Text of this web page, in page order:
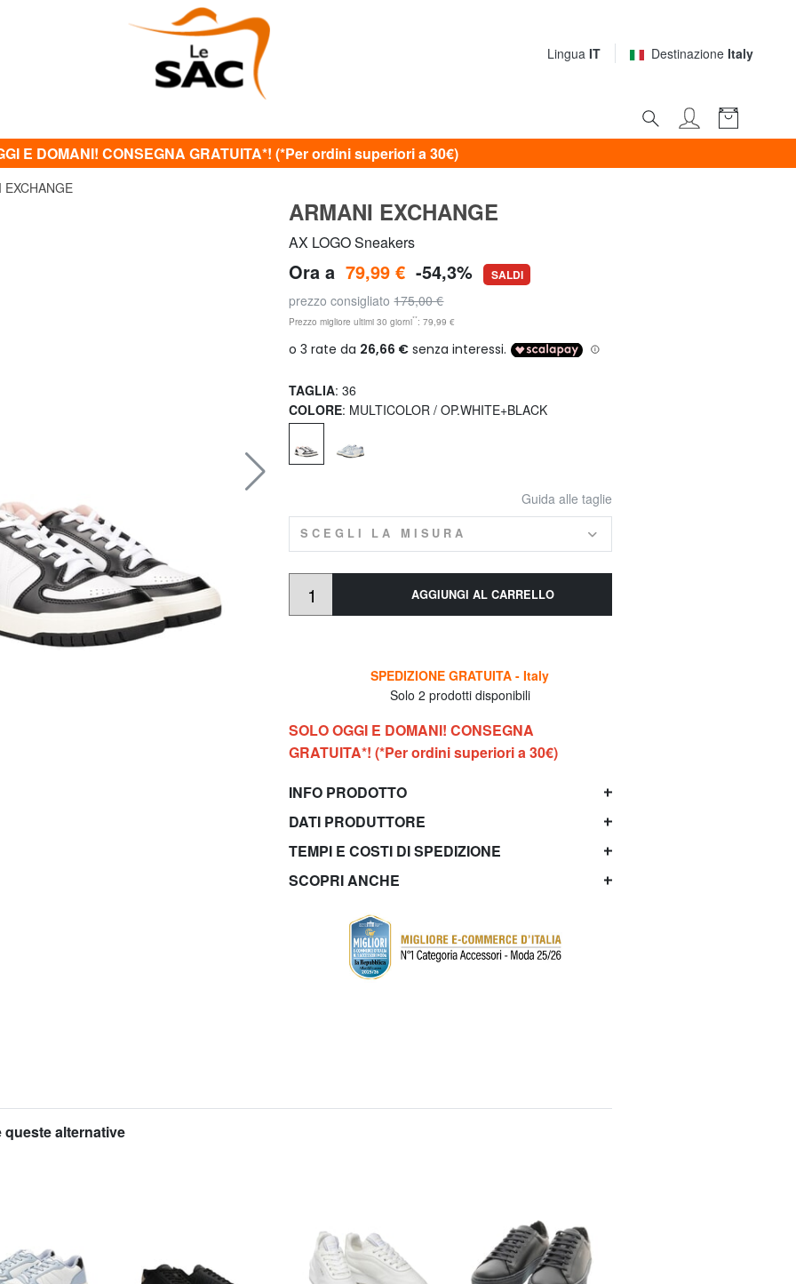
Lingua IT Destinazione Italy
E DOMANI! CONSEGNA GRATUITA*! (*Per ordini superiori a 30€)
EXCHANGE
ARMANI EXCHANGE
AX LOGO Sneakers
Ora a 79,99 € -54,3% SALDI
prezzo consigliato175,00 €
Prezzo migliore ultimi 30 giorni**: 79,99 €
TAGLIA: 36
COLORE: MULTICOLOR / OP.WHITE+BLACK
Guida alle taglie
SCEGLI LA MISURA
AGGIUNGI AL CARRELLO
SPEDIZIONE GRATUITA - Italy
Solo 2 prodotti disponibili
SOLO OGGI E DOMANI! CONSEGNA
GRATUITA*! (*Per ordini superiori a 30€)
INFO PRODOTTO
DATI PRODUTTORE
TEMPI E COSTI DI SPEDIZIONE
SCOPRI ANCHE
alternative